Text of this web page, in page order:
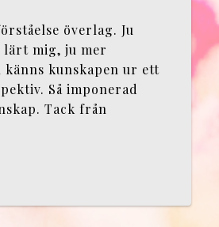
överlag. Ju
mig, ju mer
kunskapen ur ett
Så imponerad
Tack från